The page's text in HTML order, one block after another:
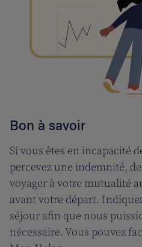
Bon à savoir
Si vous êtes en incapacité
percevez une indemnité,
voyager à votre mutualité
avant votre départ.
séjour afin que nous
nécessaire. Vous pouvez